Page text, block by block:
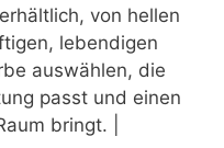
von hellen
lebendigen
auswählen, die
passt und einen
bringt. |